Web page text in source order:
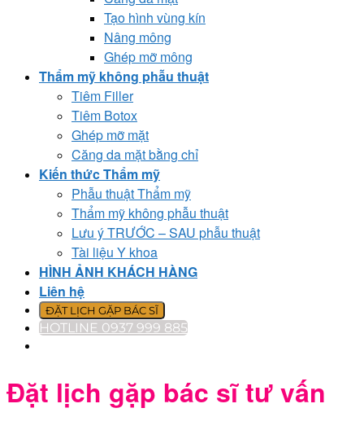
Tạo hình vùng kín
Nâng mông
Ghép mỡ mông
Thẩm mỹ không phẫu thuật
Tiêm Filler
Tiêm Botox
Ghép mỡ mặt
Căng da mặt bằng chỉ
Kiến thức Thẩm mỹ
Phẫu thuật Thẩm mỹ
Thẩm mỹ không phẫu thuật
Lưu ý TRƯỚC – SAU phẫu thuật
Tài liệu Y khoa
HÌNH ẢNH KHÁCH HÀNG
Liên hệ
ĐẶT LỊCH GẶP BÁC SĨ
HOTLINE 0937 999 885
Đặt lịch gặp bác sĩ tư vấn